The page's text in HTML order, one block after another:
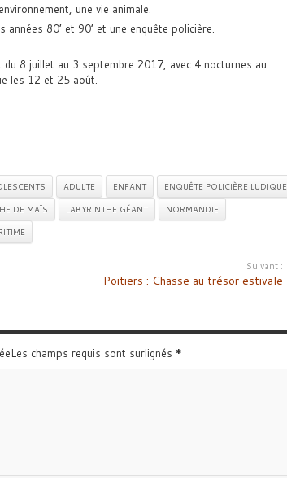
une vie animale.
années 80’ et 90’ et une enquête policière.
du 8 juillet au 3 septembre 2017, avec 4 nocturnes au
les 12 et 25 août.
ADULTE ENFANT
ENQUÊTE POLICIÈRE LUDIQUE
DE MAÏS LABYRINTHE GÉANT
NORMANDIE
Suivant :
Poitiers : Chasse au trésor estivale
champs requis sont surlignés *